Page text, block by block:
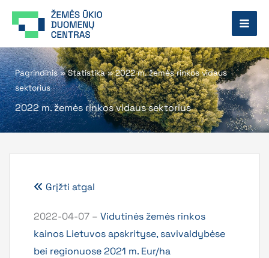
prie
Pagrindinis»Statistika»2022 m. žemės rinkos vidaus
sektorius
2022 m. žemės rinkos vidaus sektorius
Grįžti atgal
2022-04-07 – Vidutinės žemės rinkos
kainos Lietuvos apskrityse, savivaldybėse
bei regionuose 2021 m. Eur/ha